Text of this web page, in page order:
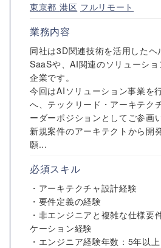
東京都 港区 フルリモート
業務内容
同社は3D関連技術を活用した
SaaSや、AI関連のソリューシ
企業です。
今回はAIソリューション事業を
へ、テックリード・アーキテク
ーダーポジションとしてご参画
新規案件のアーキテクトから開
願...
必須スキル
・アーキテクチャ設計経験
・要件定義の経験
・非エンジニアと複雑な仕様要
ケーション経験
・エンジニア経験年数：5年以上